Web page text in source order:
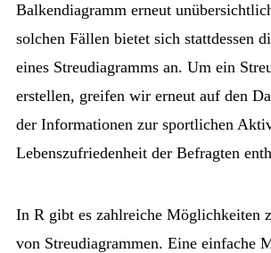
Balkendiagramm erneut
solchen Fällen bietet sich stattdessen
eines Streudiagramms an. Um ein
erstellen, greifen wir erneut auf den
der Informationen zur sportlichen
Lebenszufriedenheit der Befragten
In R gibt es zahlreiche Möglichkeiten
von Streudiagrammen. Eine einfache